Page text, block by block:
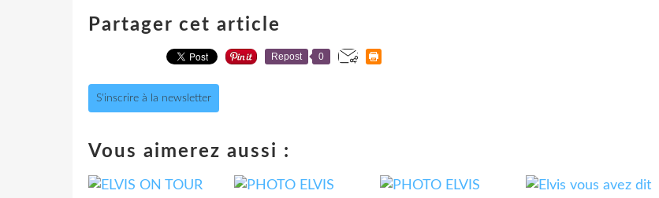
Partager cet article
Repost 0
S'inscrire à la newsletter
Vous aimerez aussi :